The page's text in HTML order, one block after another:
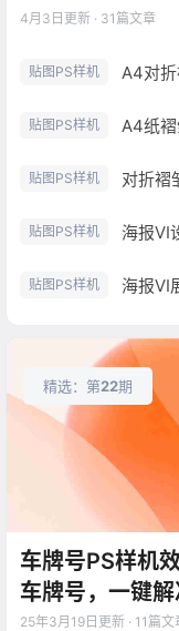
4月3日 更新 · 31篇文章
贴图PS样机 A4对
贴图PS样机 A4纸
贴图PS样机 对折褶
贴图PS样机 海报VI
贴图PS样机 海报VI
精选：第22期
车牌号PS样机
车牌号，一键解
25年3月19日 更新 · 11篇文